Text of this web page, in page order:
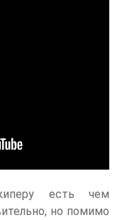
есть чем
но помимо